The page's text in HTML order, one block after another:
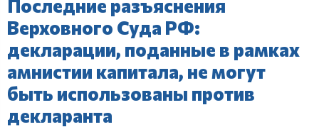
Последние разъяснения
Верховного Суда РФ:
декларации, поданные в рамках
амнистии капитала, не могут
быть использованы против
декларанта